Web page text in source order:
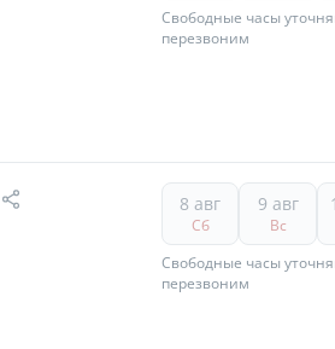
Свободные часы
перезвоним
8 авг
Сб
9 авг
Вс
Свободные часы
перезвоним